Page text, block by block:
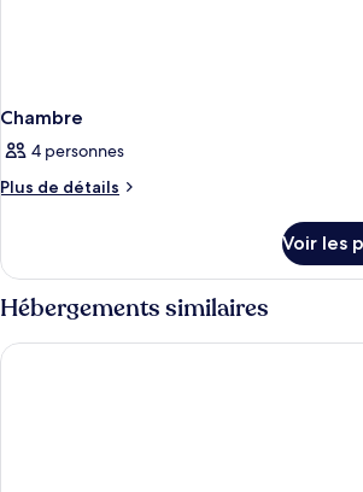
Chambre
4 personnes
Plus de détails
Plus
le
type
de
Chambre
Voir les
Hébergements similaires
Margaritaville Resort Orlando with H2O